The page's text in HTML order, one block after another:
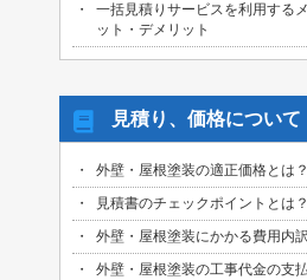
一括見積りサービスを利用する
ット・デメリット
見積り、価格について
外壁・屋根塗装の適正価格とは？
見積書のチェックポイントとは？
外壁・屋根塗装にかかる費用内訳
外壁・屋根塗装の工事代金の支